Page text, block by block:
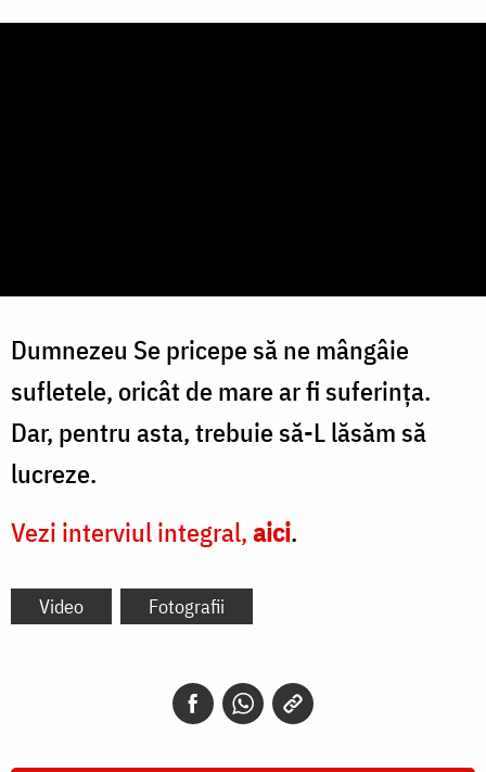
Dumnezeu Se pricepe să ne mângâie
sufletele, oricât de mare ar fi suferința.
Dar, pentru asta, trebuie să-L lăsăm să
lucreze.
Vezi interviul integral,aici.
Video Fotografii